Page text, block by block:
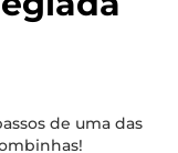
de uma das